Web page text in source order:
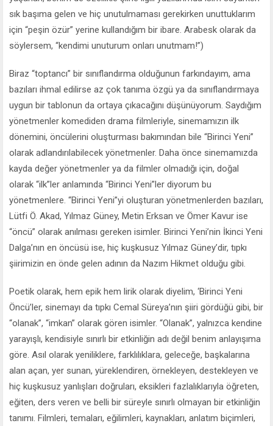
sık başıma gelen ve hiç unutulmaması gerekirken unuttuklarım
için “peşin özür” yerine kullandığım bir ibare. Arabesk olarak da
söylersem, “kendimi unuturum onları unutmam!”)
Biraz “toptancı” bir sınıflandırma olduğunun farkındayım, ama
bazıları ihmal edilirse az çok tanıma özgü ya da sınıflandırmaya
uygun bir tablonun da ortaya çıkacağını düşünüyorum. Saydığım
yönetmenler komediden drama filmleriyle, sinemamızın ilk
dönemini, öncülerini oluşturması bakımından bile “Birinci Yeni”
olarak adlandırılabilecek yönetmenler. Daha önce sinemamızda
kayda değer yönetmenler ya da filmler olmadığı için, doğal
olarak “ilk”ler anlamında “Birinci Yeni”ler diyorum bu
yönetmenlere. “Birinci Yeni”yi oluşturan yönetmenlerden bazıları,
Lütfi Ö. Akad, Yılmaz Güney, Metin Erksan ve Ömer Kavur ise
“öncü” olarak anılması gereken isimler. Birinci Yeni’nin İkinci Yeni
Dalga’nın en öncüsü ise, hiç kuşkusuz Yılmaz Güney’dir, tıpkı
şiirimizin en önde gelen adının da Nazım Hikmet olduğu gibi.
Poetik olarak, hem epik hem lirik olarak diyelim, ‘Birinci Yeni
Öncü’ler, sinemayı da tıpkı Cemal Süreya’nın şiiri gördüğü gibi, bir
“olanak”, “imkan” olarak gören isimler. “Olanak”, yalnızca kendine
yarayışlı, kendisiyle sınırlı bir etkinliğin adı değil benim anlayışıma
göre. Asıl olarak yeniliklere, farklılıklara, geleceğe, başkalarına
alan açan, yer sunan, yüreklendiren, örnekleyen, destekleyen ve
hiç kuşkusuz yanlışları doğruları, eksikleri fazlalıklarıyla öğreten,
eğiten, ders veren ve belli bir süreyle sınırlı olmayan bir etkinliğin
tanımı. Filmleri, temaları, eğilimleri, kaynakları, anlatım biçimleri,